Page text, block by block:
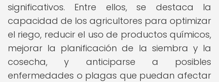
significativos. Entre ellos, se destaca la
capacidad de los agricultores para optimizar
el riego, reducir el uso de productos químicos,
mejorar la planificación de la siembra y la
cosecha, y anticiparse a posibles
enfermedades o plagas que puedan afectar